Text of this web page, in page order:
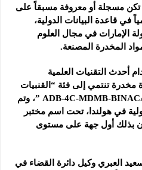
مسجلة أو معروفة مسبقاً على
في قاعدة البيانات الدولية،
الإمارات في مجال العلوم
المخدرة المصنعة.
أحدث التقنيات العلمية
مخدرة تنتمي إلى فئة “القنبيات
المصنعة”، أُطلق عليها اسم “ADB-4C-MDMB-BINACA ”، وتم
في هولندا، تحت اسم مختبر
بذلك أول جهة على مستوى
العبري وكيل دائرة القضاء في